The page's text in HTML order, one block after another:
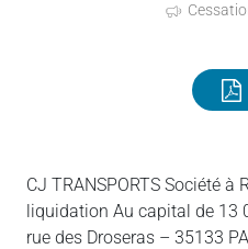
CJ TRANSPORTS Société
liquidation Au capital de 13
rue des Droseras – 35133